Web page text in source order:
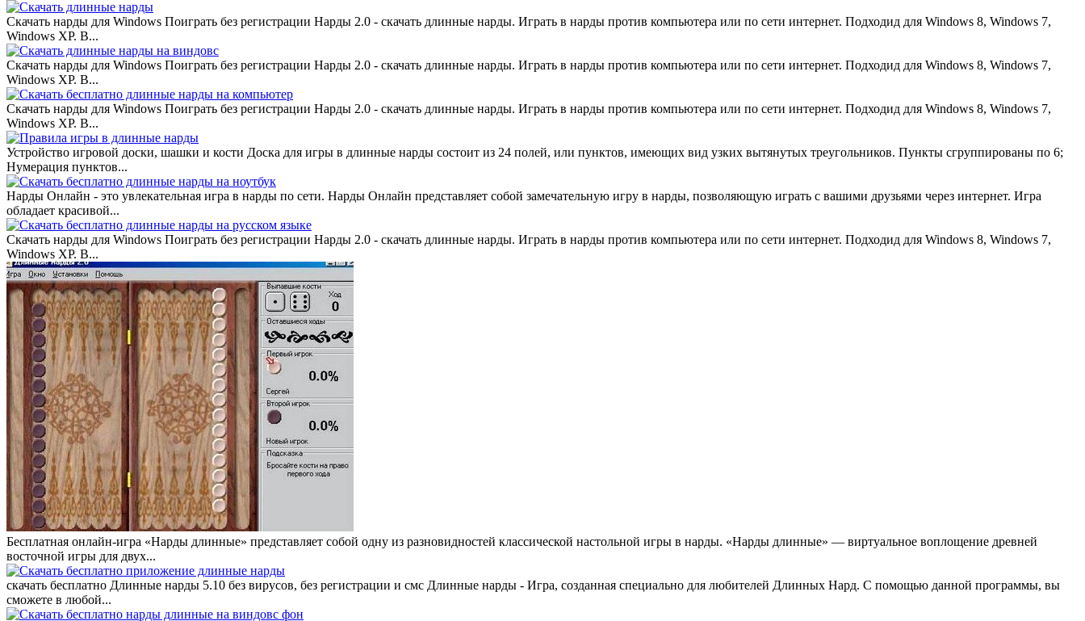
Скачать нарды для Windows Поиграть без регистрации Нарды 2.0 - скачать длинные нарды. Играть в нарды против компьютера или по сети интернет. Подходид для Windows 8, Windows 7,
Windows XP. В...
Скачать нарды для Windows Поиграть без регистрации Нарды 2.0 - скачать длинные нарды. Играть в нарды против компьютера или по сети интернет. Подходид для Windows 8, Windows 7,
Windows XP. В...
Скачать нарды для Windows Поиграть без регистрации Нарды 2.0 - скачать длинные нарды. Играть в нарды против компьютера или по сети интернет. Подходид для Windows 8, Windows 7,
Windows XP. В...
Устройство игровой доски, шашки и кости Доска для игры в длинные нарды состоит из 24 полей, или пунктов, имеющих вид узких вытянутых треугольников. Пункты сгруппированы по 6;
Нумерация пунктов...
Нарды Онлайн - это увлекательная игра в нарды по сети. Нарды Онлайн представляет собой замечательную игру в нарды, позволяющую играть с вашими друзьями через интернет. Игра
обладает красивой...
Скачать нарды для Windows Поиграть без регистрации Нарды 2.0 - скачать длинные нарды. Играть в нарды против компьютера или по сети интернет. Подходид для Windows 8, Windows 7,
Windows XP. В...
Бесплатная онлайн-игра «Нарды длинные» представляет собой одну из разновидностей классической настольной игры в нарды. «Нарды длинные» — виртуальное воплощение древней
восточной игры для двух...
скачать бесплатно Длинные нарды 5.10 без вирусов, без регистрации и смс Длинные нарды - Игра, созданная специально для любителей Длинных Нард. С помощью данной программы, вы
сможете в любой...